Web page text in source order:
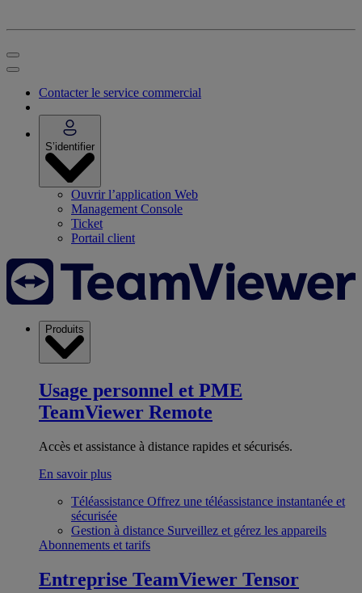
Contacter le service commercial
S’identifier
Ouvrir l’application Web
Management Console
Ticket
Portail client
Produits
Usage personnel et PME
TeamViewer Remote
Accès et assistance à distance rapides et sécurisés.
En savoir plus
Téléassistance Offrez une téléassistance instantanée et
sécurisée
Gestion à distance Surveillez et gérez les appareils
Abonnements et tarifs
Entreprise TeamViewer Tensor